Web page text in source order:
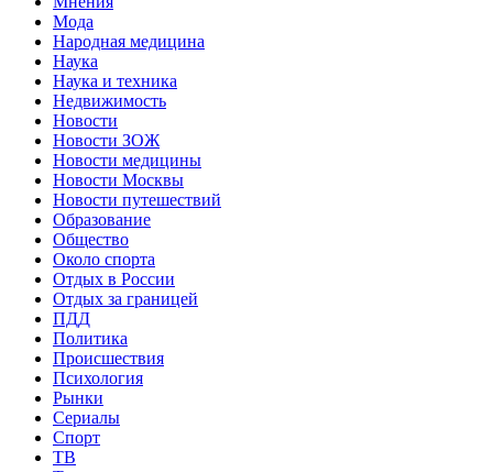
Мода
Народная медицина
Наука
Наука и техника
Недвижимость
Новости
Новости ЗОЖ
Новости медицины
Новости Москвы
Новости путешествий
Образование
Общество
Около спорта
Отдых в России
Отдых за границей
ПДД
Политика
Происшествия
Психология
Рынки
Сериалы
Спорт
ТВ